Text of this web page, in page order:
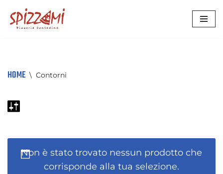
VAI
HOME \ Contorni
Non è stato trovato nessun prodotto che
corrisponde alla tua selezione.